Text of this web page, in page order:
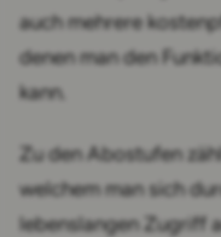
auch mehrere
denen man den
kann.
Zu den Abostufen
welchem man sich
lebenslangen Zugriff